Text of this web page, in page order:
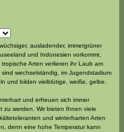
ausladender, immergrüner
und Indonesien vorkommt,
Arten verlieren ihr Laub am
wechselständig, im Jugendstadium
und bilden vielblütige, weiße, gelbe,
und erfreuen sich immer
zu werden. Wir bieten Ihnen viele
und winterharten Arten
denn eine hohe Temperatur kann